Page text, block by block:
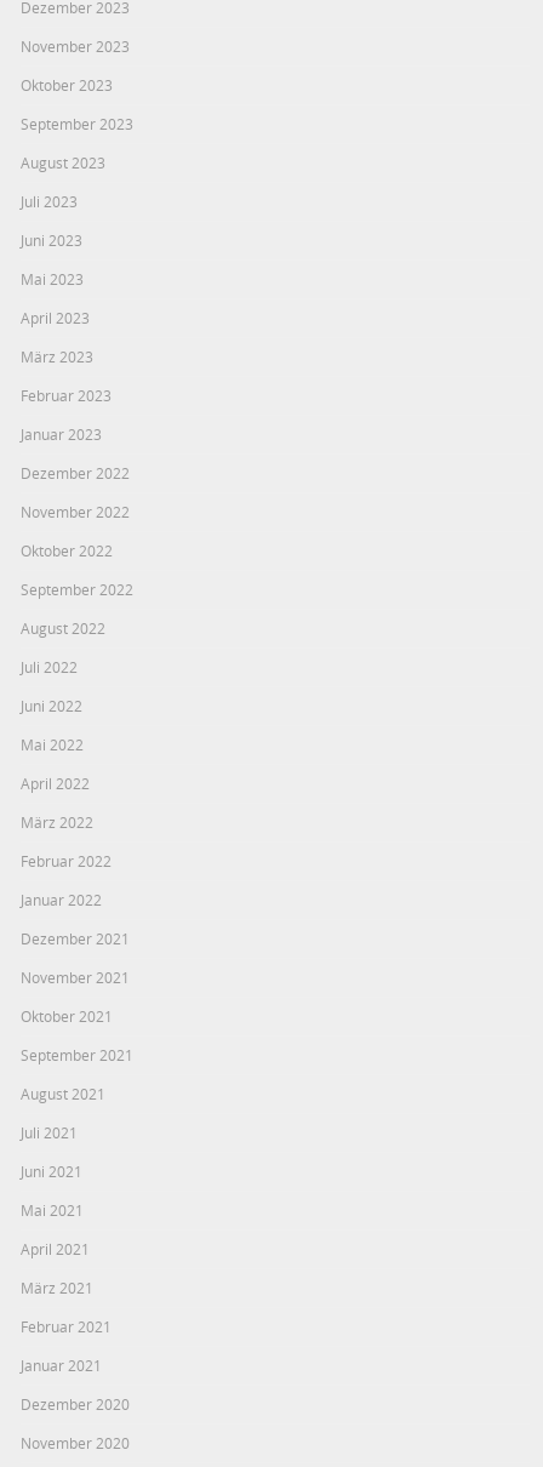
Dezember 2023
November 2023
Oktober 2023
September 2023
August 2023
Juli 2023
Juni 2023
Mai 2023
April 2023
März 2023
Februar 2023
Januar 2023
Dezember 2022
November 2022
Oktober 2022
September 2022
August 2022
Juli 2022
Juni 2022
Mai 2022
April 2022
März 2022
Februar 2022
Januar 2022
Dezember 2021
November 2021
Oktober 2021
September 2021
August 2021
Juli 2021
Juni 2021
Mai 2021
April 2021
März 2021
Februar 2021
Januar 2021
Dezember 2020
November 2020